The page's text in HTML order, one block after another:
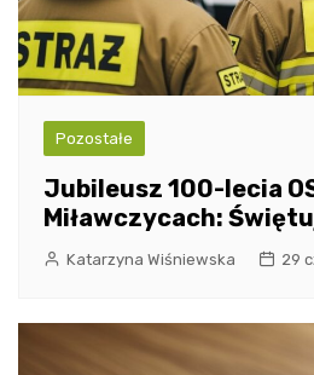
Pozostałe
Jubileusz 100-lecia
Miławczycach:
Katarzyna Wiśniewska 29